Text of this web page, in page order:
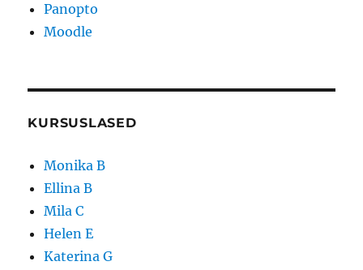
Panopto
Moodle
KURSUSLASED
Monika B
Ellina B
Mila C
Helen E
Katerina G